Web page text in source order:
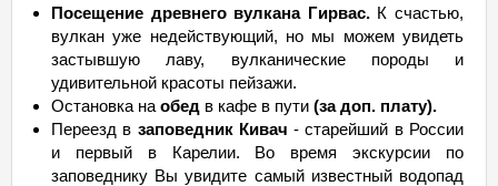
Посещение древнего вулкана Гирвас.К счастью,
вулкан уже недействующий, но мы можем увидеть
застывшую лаву, вулканические породы и
удивительной красоты пейзажи.
Остановка на обед в кафе в пути (за доп. плату).
Переезд в заповедник Кивач - старейший в России
и первый в Карелии. Во время экскурсии по
заповеднику Вы увидите самый известный водопад